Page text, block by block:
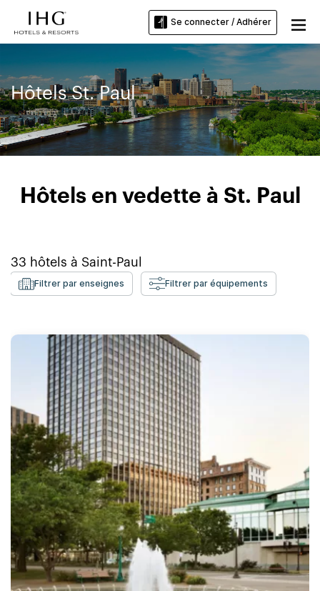
Se connecter / Adhérer
Hôtels St. Paul
Hôtels en vedette à St. Paul
33 hôtels à Saint-Paul
Filtrer par enseignes Filtrer par équipements